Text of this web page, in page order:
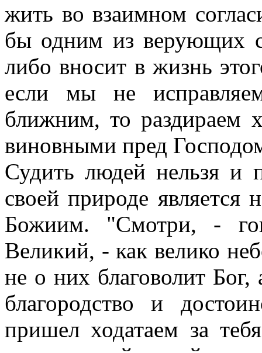
жить во взаимном
бы одним из верующих
либо вносит в жизнь
если мы не
ближним, то раздираем
виновными пред
Судить людей нельзя и
своей природе
Божиим. "Смотри, -
Великий, - как велико
не о них благоволит Бог,
благородство и
пришел ходатаем за